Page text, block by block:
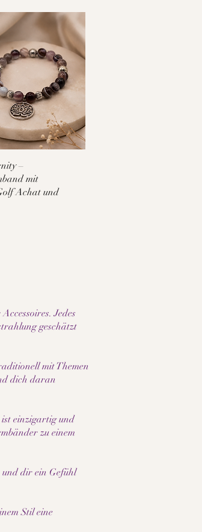
–
mit
Achat und
Jedes
geschätzt
mit Themen
dich daran
ist einzigartig und
zu einem
und dir ein Gefühl
Stil eine